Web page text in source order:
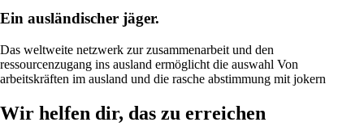
Ein ausländischer jäger.
Das weltweite netzwerk zur zusammenarbeit und den
ressourcenzugang ins ausland ermöglicht die auswahl Von
arbeitskräften im ausland und die rasche abstimmung mit jokern
Wir helfen dir, das zu erreichen